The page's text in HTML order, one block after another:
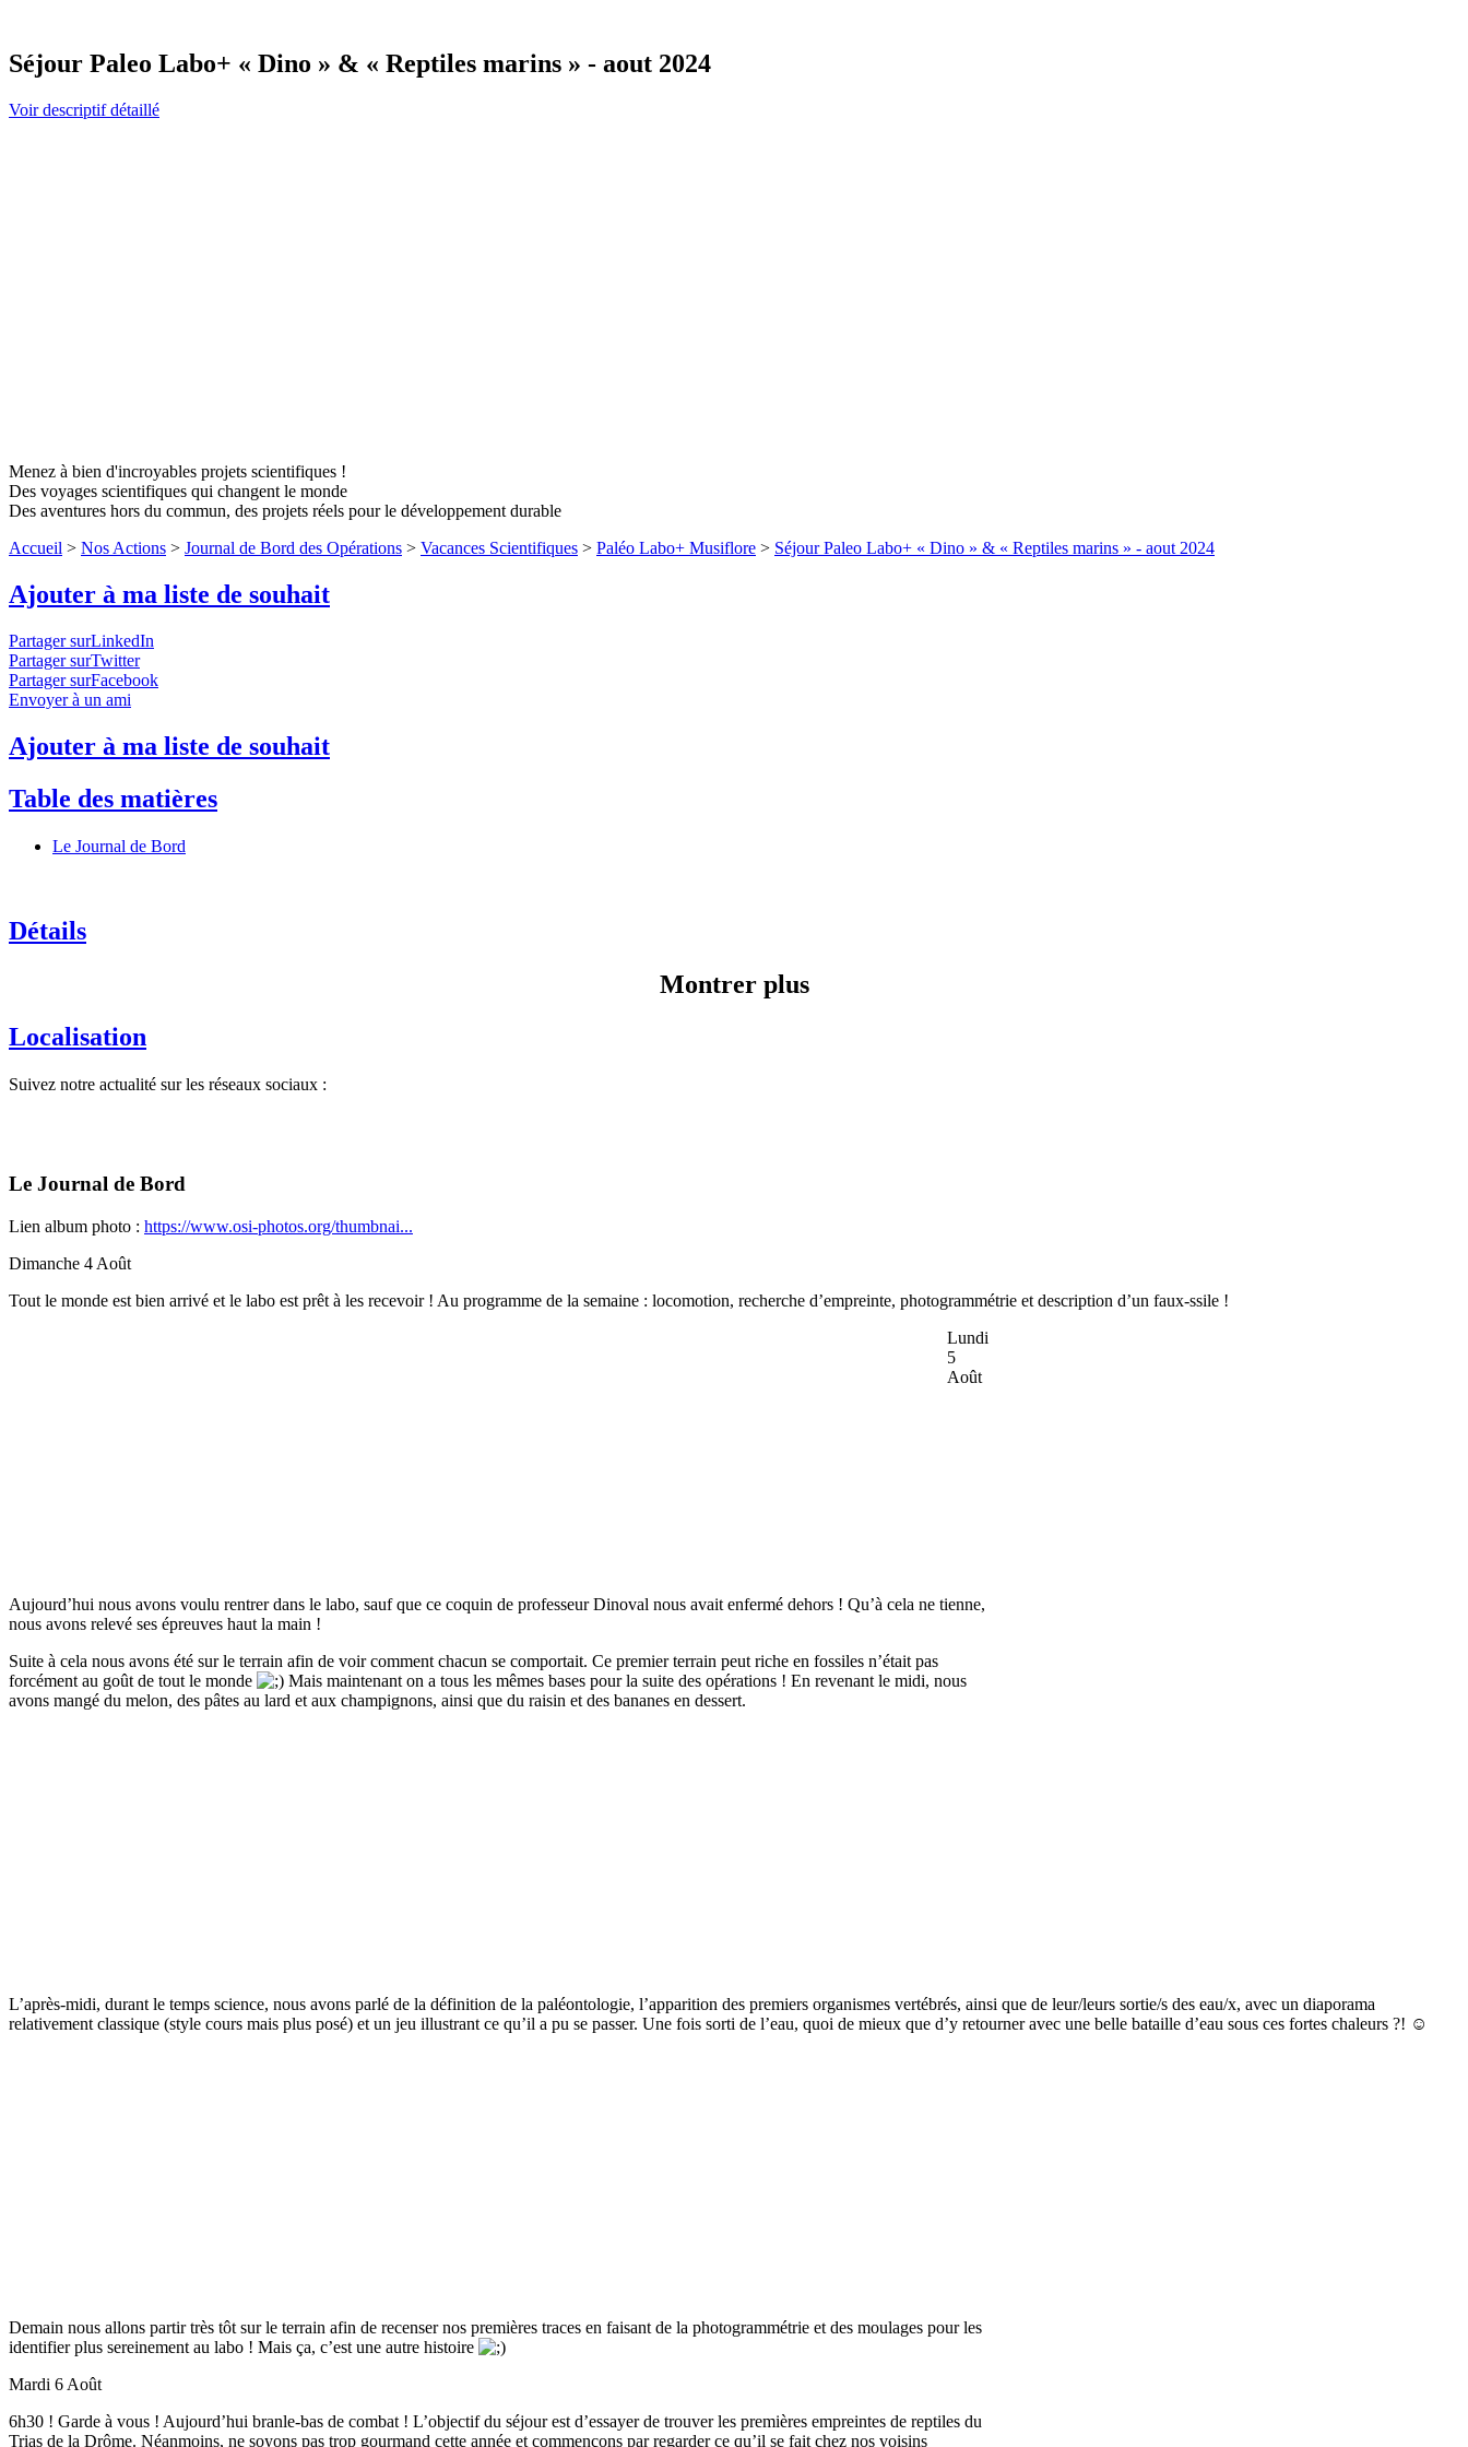
Séjour Paleo Labo+ « Dino » & « Reptiles marins » - aout 2024
Voir descriptif détaillé
Menez à bien d'incroyables projets scientifiques !
Des voyages scientifiques qui changent le monde
Des aventures hors du commun, des projets réels pour le développement durable
Accueil > Nos Actions > Journal de Bord des Opérations > Vacances Scientifiques > Paléo Labo+ Musiflore > Séjour Paleo Labo+ « Dino » & « Reptiles marins » - aout 2024
Ajouter à ma liste de souhait
Partager surLinkedIn
Partager surTwitter
Partager surFacebook
Envoyer à un ami
Ajouter à ma liste de souhait
Table des matières
Le Journal de Bord
Détails
Montrer plus
Localisation
Suivez notre actualité sur les réseaux sociaux :
Le Journal de Bord
Lien album photo : https://www.osi-photos.org/thumbnai...
Dimanche 4 Août
Tout le monde est bien arrivé et le labo est prêt à les recevoir ! Au programme de la semaine : locomotion, recherche d’empreinte, photogrammétrie et description d’un faux-ssile !
Lundi
5
Août
Aujourd’hui nous avons voulu rentrer dans le labo, sauf que ce coquin de professeur Dinoval nous avait enfermé dehors ! Qu’à cela ne tienne,
nous avons relevé ses épreuves haut la main !
Suite à cela nous avons été sur le terrain afin de voir comment chacun se comportait. Ce premier terrain peut riche en fossiles n’était pas
forcément au goût de tout le monde
Mais maintenant on a tous les mêmes bases pour la suite des opérations ! En revenant le midi, nous
avons mangé du melon, des pâtes au lard et aux champignons, ainsi que du raisin et des bananes en dessert.
L’après-midi, durant le temps science, nous avons parlé de la définition de la paléontologie, l’apparition des premiers organismes vertébrés, ainsi que de leur/leurs sortie/s des eau/x, avec un diaporama
relativement classique (style cours mais plus posé) et un jeu illustrant ce qu’il a pu se passer. Une fois sorti de l’eau, quoi de mieux que d’y retourner avec une belle bataille d’eau sous ces fortes chaleurs ?! ☺
Demain nous allons partir très tôt sur le terrain afin de recenser nos premières traces en faisant de la photogrammétrie et des moulages pour les
identifier plus sereinement au labo ! Mais ça, c’est une autre histoire
Mardi 6 Août
6h30 ! Garde à vous ! Aujourd’hui branle-bas de combat ! L’objectif du séjour est d’essayer de trouver les premières empreintes de reptiles du
Trias de la Drôme. Néanmoins, ne soyons pas trop gourmand cette année et commençons par regarder ce qu’il se fait chez nos voisins